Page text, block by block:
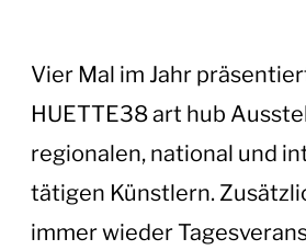
Vier Mal im Jahr
HUETTE38 art hub
regionalen, national und
tätigen Künstlern.
immer wieder